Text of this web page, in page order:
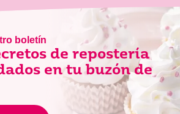
boletín
de repostería
en tu buzón de